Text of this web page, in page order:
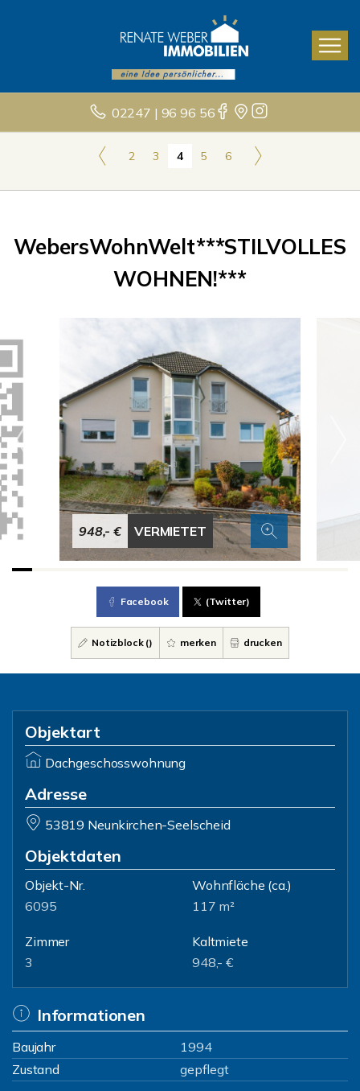
02247 | 96 96 56
2 3 4 5 6
WebersWohnWelt***STILVOLLES
WOHNEN!***
948,- € VERMIETET
Facebook (Twitter)
Notizblock () merken drucken
Objektart
Dachgeschosswohnung
Adresse
53819 Neunkirchen-Seelscheid
Objektdaten
Objekt-Nr.
6095
Wohnfläche (ca.)
117 m²
Zimmer
3
Kaltmiete
948,- €
Informationen
Baujahr
1994
Zustand
gepflegt